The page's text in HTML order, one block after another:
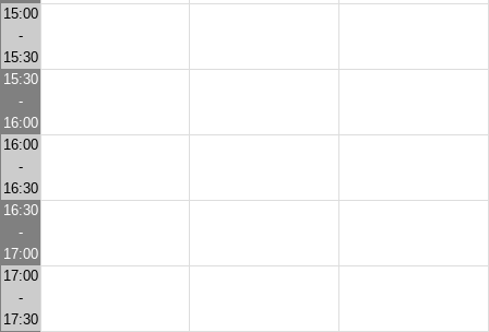
15:00
-
15:30
15:30
-
16:00
16:00
-
16:30
16:30
-
17:00
17:00
-
17:30